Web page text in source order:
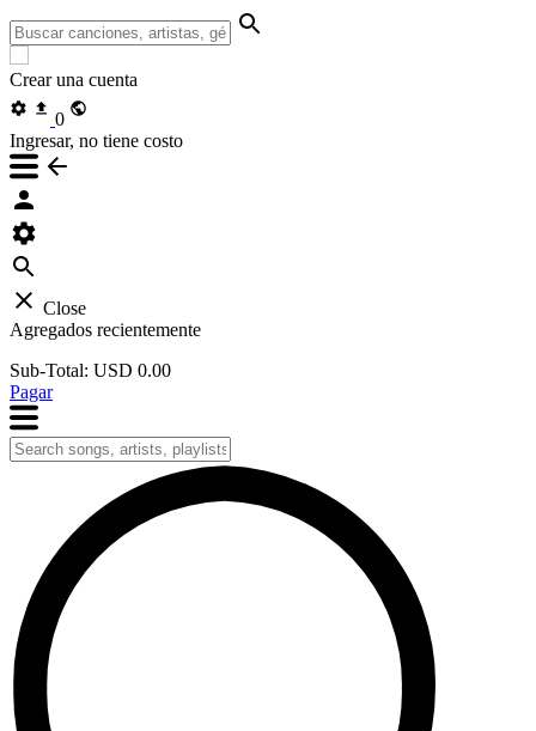
Crear una cuenta
0
Ingresar, no tiene costo
Close
Agregados recientemente
Sub-Total: USD 0.00
Pagar